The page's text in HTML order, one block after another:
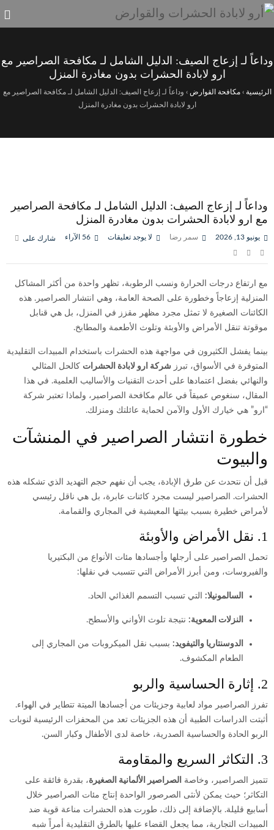
وداعاً لـ إزعاج الصيف: الدليل الشامل لـ مكافحة الصراصير مع
ارو لابادة الحشرات بدون مغادرة المنزل
الرئيسية ›مكافحة القوارض › وداعاً لـ إزعاج الصيف: الدليل الشامل لـ مكافحة الصراصير مع
ارو لابادة الحشرات بدون مغادرة المنزل
وداعاً لـ إزعاج الصيف: الدليل الشامل لـ مكافحة الصراصير
مع ارو لابادة الحشرات بدون مغادرة المنزل
يونيو 13, 2026 سمر رضا لا يوجد تعليقات الآراء شارك على
مع ارتفاع درجات الحرارة ونسب الرطوبة، تظهر واحدة من أكثر المشاكل
المنزلية إزعاجاً وخطورة على الصحة العامة، وهي انتشار الصراصير. هذه
الكائنات الصغيرة لا تمثل مجرد مظهر مقزز في المنزل، بل هي قنابل
موقوتة تنقل الأمراض والأوبئة وتلوث الأطعمة والمطابخ.
بينما يفشل الكثيرون في مواجهة هذه الحشرات باستخدام المبيدات التقليدية
المتوفرة في الأسواق، تبرز شركة ارو لابادة الحشرات كالحل المثالي
والنهائي بفضل اعتمادها على أحدث التقنيات والأساليب العلمية. في هذا
المقال، سنغوص عميقاً في عالم مكافحة الصراصير، ولماذا تعتبر شركة
“ارو” هي خيارك الأول والآمن لحماية عائلتك ومنزلك.
خطورة انتشار الصراصير في المنشآت
والبيوت
قبل أن نتحدث عن طرق الإبادة، يجب أن نفهم حجم التهديد الذي تشكله هذه
الحشرات. الصراصير ليست مجرد كائنات عابرة، بل هي ناقل رئيسي
لأمراض خطيرة بسبب بيئتها المعيشية في المجاري والقمامة.
1. نقل الأمراض والأوبئة
تحمل الصراصير على أرجلها وأجسادها مئات الأنواع من البكتيريا
والفيروسات، ومن أبرز الأمراض التي تتسبب في نقلها:
السالمونيلا: التي تسبب التسمم الغذائي الحاد.
النزلات المعوية: نتيجة تلوث الأواني والأسطح.
الدوسنتاريا والتيفويد: بسبب نقل الميكروبات من المجاري إلى
الطعام المكشوف.
2. إثارة الحساسية والربو
تفرز الصراصير مواد لعابية وجزيئات من أجسادها الميتة تتطاير في الهواء.
أثبتت الدراسات الطبية أن هذه الجزيئات تعد من المحفزات الرئيسية لنوبات
الربو الحادة والحساسية الصدرية، خاصة لدى الأطفال وكبار السن.
3. التكاثر السريع والمقاومة
تتميز الصراصير، وخاصة الصراصير الألمانية الصغيرة، بقدرة فائقة على
التكاثر؛ حيث يمكن لأنثى الصرصور الواحدة إنتاج مئات الصراصير خلال
أسابيع قليلة. بالإضافة إلى ذلك، طورت هذه الحشرات مناعة قوية ضد
المبيدات التجارية، مما يجعل القضاء عليها بالطرق التقليدية أمراً شبه